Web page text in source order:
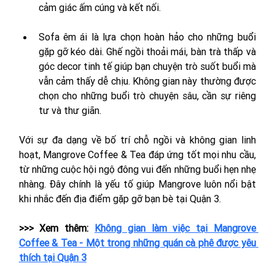
cảm giác ấm cúng và kết nối.
Sofa êm ái là lựa chọn hoàn hảo cho những buổi
gặp gỡ kéo dài. Ghế ngồi thoải mái, bàn trà thấp và
góc decor tinh tế giúp bạn chuyện trò suốt buổi mà
vẫn cảm thấy dễ chịu. Không gian này thường được
chọn cho những buổi trò chuyện sâu, cần sự riêng
tư và thư giãn.
Với sự đa dạng về bố trí chỗ ngồi và không gian linh
hoạt, Mangrove Coffee & Tea đáp ứng tốt mọi nhu cầu,
từ những cuộc hội ngộ đông vui đến những buổi hẹn nhẹ
nhàng. Đây chính là yếu tố giúp Mangrove luôn nổi bật
khi nhắc đến địa điểm gặp gỡ bạn bè tại Quận 3.
>>> Xem thêm: Không gian làm việc tại Mangrove
Coffee & Tea - Một trong những quán cà phê được yêu
thích tại Quận 3